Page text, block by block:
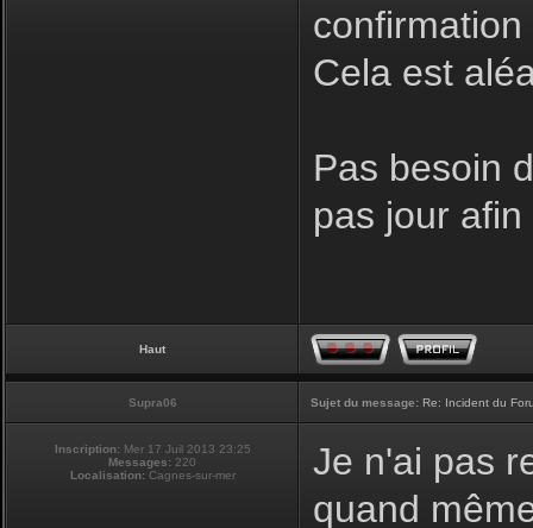
Cela est
Pas besoin
pas jour
Haut
Supra06 Sujet du message: Re: Incident du
Inscription: Mer 17 Juil 2013 23:25
Messages: 220
Localisation:Cagnes-sur-mer
Je n'ai pas
quand